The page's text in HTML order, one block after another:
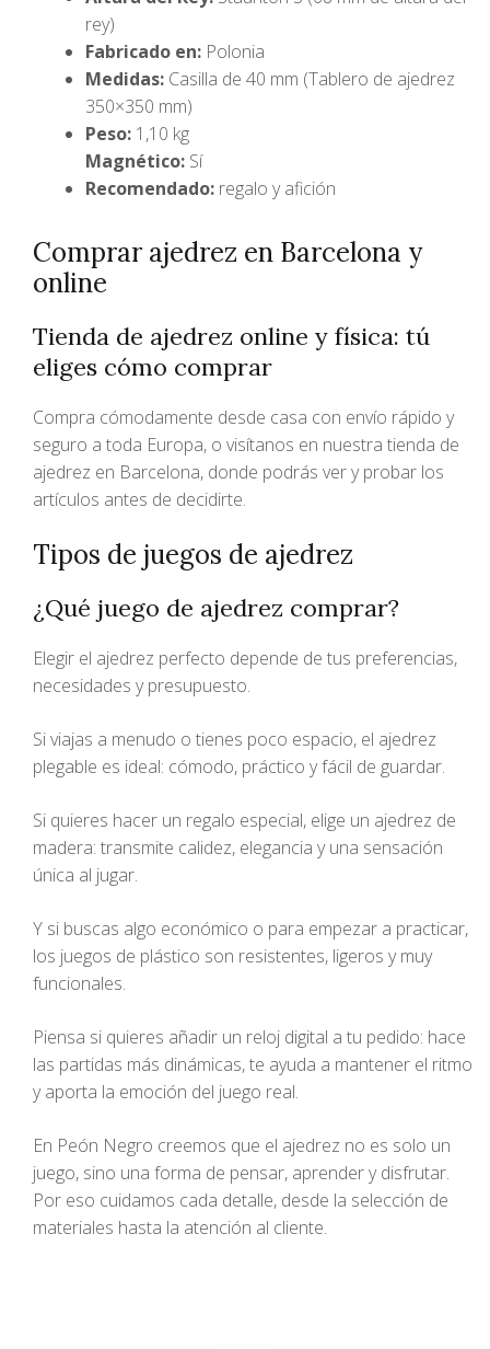
rey)
Fabricado en: Polonia
Medidas: Casilla de 40 mm (Tablero de ajedrez
350×350 mm)
Peso: 1,10 kg
Magnético: Sí
Recomendado: regalo y afición
Comprar ajedrez en Barcelona y
online
Tienda de ajedrez online y física: tú
eliges cómo comprar
Compra cómodamente desde casa con envío rápido y
seguro a toda Europa, o visítanos en nuestra tienda de
ajedrez en Barcelona, donde podrás ver y probar los
artículos antes de decidirte.
Tipos de juegos de ajedrez
¿Qué juego de ajedrez comprar?
Elegir el ajedrez perfecto depende de tus preferencias,
necesidades y presupuesto.
Si viajas a menudo o tienes poco espacio, el ajedrez
plegable es ideal: cómodo, práctico y fácil de guardar.
Si quieres hacer un regalo especial, elige un ajedrez de
madera: transmite calidez, elegancia y una sensación
única al jugar.
Y si buscas algo económico o para empezar a practicar,
los juegos de plástico son resistentes, ligeros y muy
funcionales.
Piensa si quieres añadir un reloj digital a tu pedido: hace
las partidas más dinámicas, te ayuda a mantener el ritmo
y aporta la emoción del juego real.
En Peón Negro creemos que el ajedrez no es solo un
juego, sino una forma de pensar, aprender y disfrutar.
Por eso cuidamos cada detalle, desde la selección de
materiales hasta la atención al cliente.